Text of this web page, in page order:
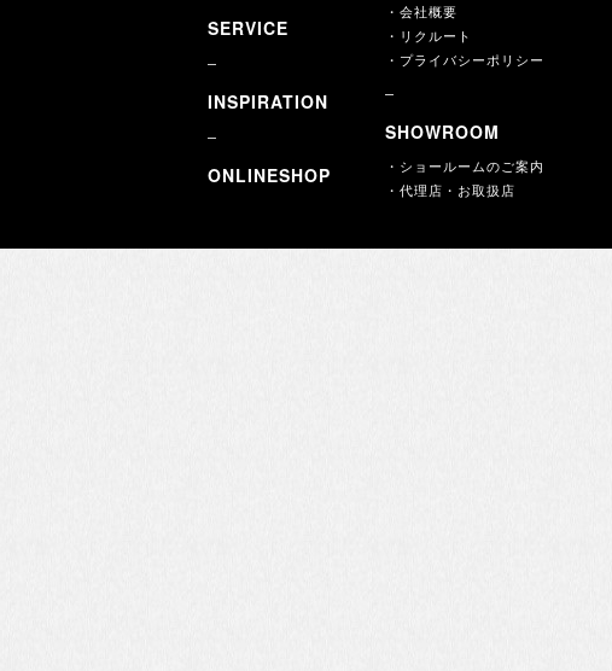
SERVICE
INSPIRATION
ONLINESHOP
・会社概要
・リクルート
・プライバシーポリシー
SHOWROOM
・ショールームのご案内
・代理店・お取扱店